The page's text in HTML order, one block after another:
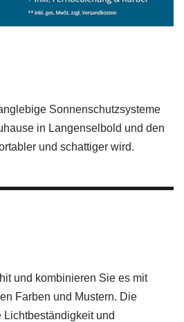
Sonnenschutzsysteme
in Langenselbold und den
und schattiger wird.
und kombinieren Sie es mit
Farben und Mustern. Die
und